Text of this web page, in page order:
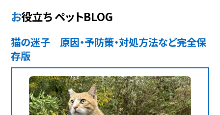
お役立ち ペットBLOG
猫の迷子 原因・予防策・対処方法など完全保
存版